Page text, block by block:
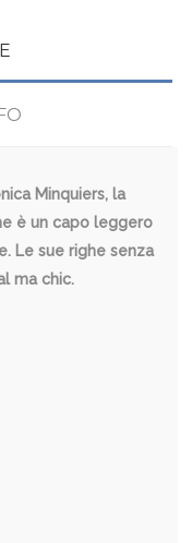
Minquiers, la
è un capo leggero
Le sue righe senza
ma chic.